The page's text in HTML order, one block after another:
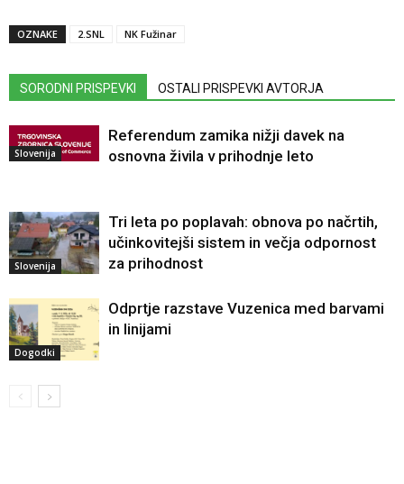
OZNAKE 2.SNL NK Fužinar
SORODNI PRISPEVKI OSTALI PRISPEVKI AVTORJA
Slovenija
Referendum zamika nižji davek na
osnovna živila v prihodnje leto
Slovenija
Tri leta po poplavah: obnova po načrtih,
učinkovitejši sistem in večja odpornost
za prihodnost
Dogodki
Odprtje razstave Vuzenica med barvami
in linijami